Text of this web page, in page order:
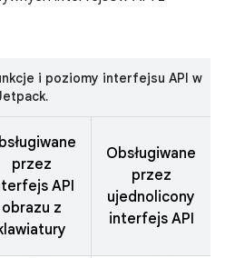
i poziomy interfejsu API w
przez
API
obrazu z
Obsługiwane
przez
ujednolicony
interfejs API